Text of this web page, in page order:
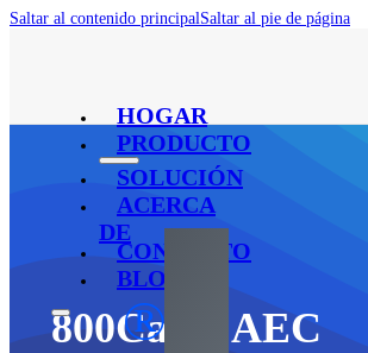
Saltar al contenido principalSaltar al pie de página
®
HOGAR
PRODUCTO
SOLUCIÓN
ACERCA
DE
CONTACTO
BLOG
800Cable AEC